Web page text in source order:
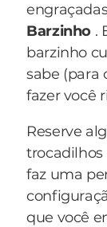
Barzinho .
barzinho
sabe (para
fazer você
Reserve
trocadilhos
faz uma
que você